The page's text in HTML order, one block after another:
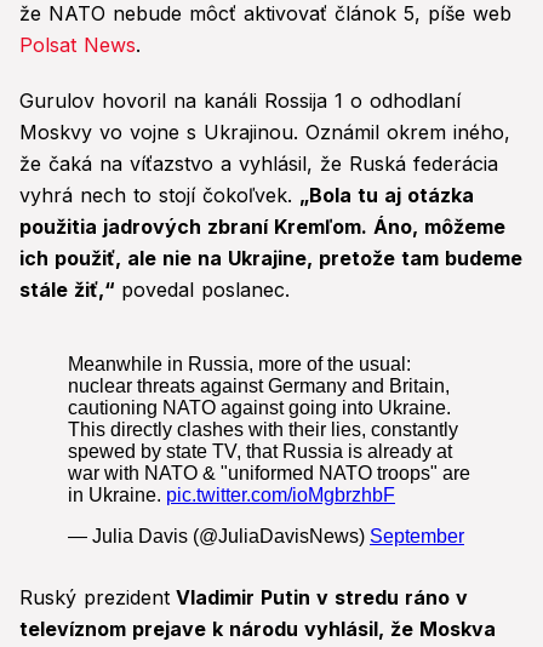
že NATO nebude môcť aktivovať článok 5, píše web
Polsat News.
Gurulov hovoril na kanáli Rossija 1 o odhodlaní
Moskvy vo vojne s Ukrajinou. Oznámil okrem iného, ​​
že čaká na víťazstvo a vyhlásil, že Ruská federácia
vyhrá nech to stojí čokoľvek. „Bola tu aj otázka
použitia jadrových zbraní Kremľom. Áno, môžeme
ich použiť, ale nie na Ukrajine, pretože tam budeme
stále žiť,“ povedal poslanec.
Ruský prezident Vladimir Putin v stredu ráno v
televíznom prejave k národu vyhlásil, že Moskva